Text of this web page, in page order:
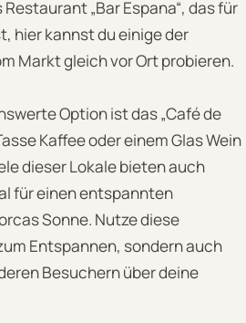
„Bar Espana“, das für
hier kannst du einige der
Markt gleich vor Ort probieren.
Option ist das „Café de
Kaffee oder einem Glas Wein
dieser Lokale bieten auch
für einen entspannten
Sonne. Nutze diese
Entspannen, sondern auch
Besuchern über deine